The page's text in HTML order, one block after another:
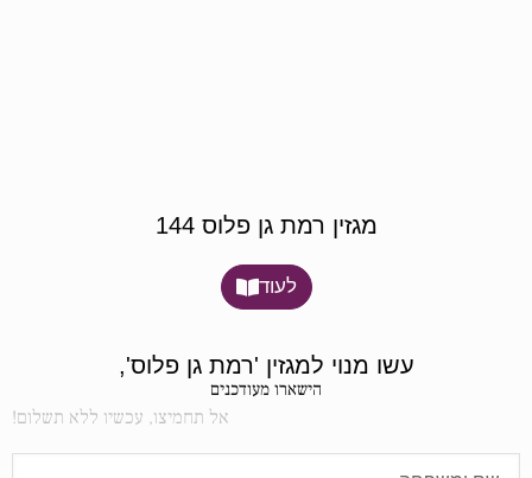
מגזין רמת גן פלוס 144
לעוד
עשו מנוי למגזין 'רמת גן פלוס',
הישארו מעודכנים
אל תחמיצו, עכשיו ללא תשלום!